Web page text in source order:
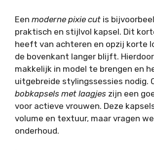
Een moderne pixie cut is
praktisch en stijlvol kapsel. Dit
heeft van achteren en opzij korte
de bovenkant langer blijft.
makkelijk in model te brengen en
uitgebreide stylingssessies nodig.
bobkapsels met laagjes zijn een
voor actieve vrouwen. Deze
volume en textuur, maar vragen
onderhoud.